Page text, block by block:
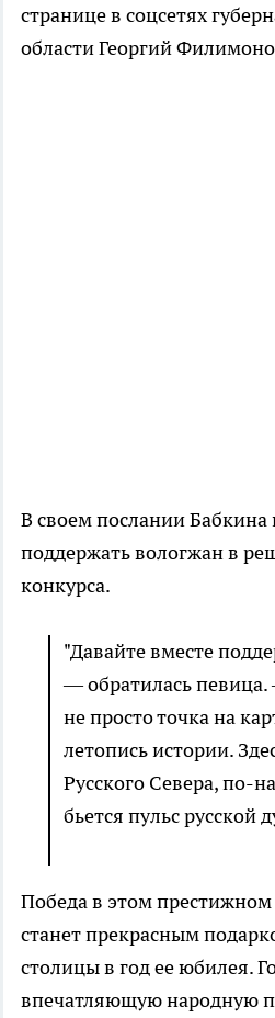
странице в соцсетях
области Георгий
В своем послании Бабкина
поддержать вологжан в
конкурса.
"Давайте вместе
— обратилась
не просто точка на
летопись истории.
Русского Севера, по-
бьется пульс русской
Победа в этом
станет прекрасным
столицы в год ее юбилея.
впечатляющую народную